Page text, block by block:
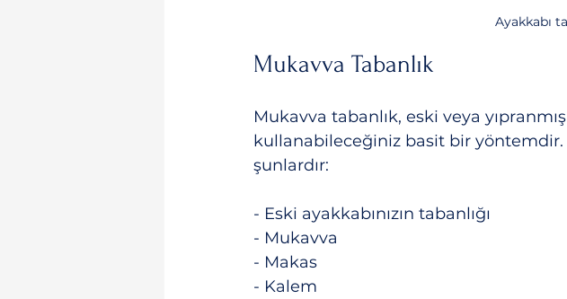
Ayakkabı
Mukavva Tabanlık
Mukavva tabanlık, eski veya
kullanabileceğiniz basit bir
şunlardır:
- Eski ayakkabınızın tabanlığı
- Mukavva
- Makas
- Kalem